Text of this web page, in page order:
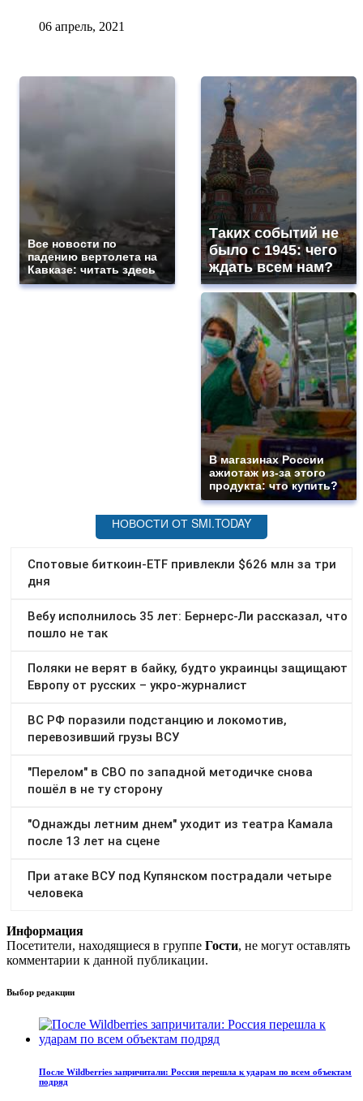
06 апрель, 2021
Все новости по
падению вертолета на
Кавказе: читать здесь
Таких событий не
было с 1945: чего
ждать всем нам?
В магазинах России
ажиотаж из-за этого
продукта: что купить?
Информация
Посетители, находящиеся в группе Гости, не могут оставлять
комментарии к данной публикации.
Выбор редакции
После Wildberries запричитали: Россия перешла к ударам по всем объектам
подряд